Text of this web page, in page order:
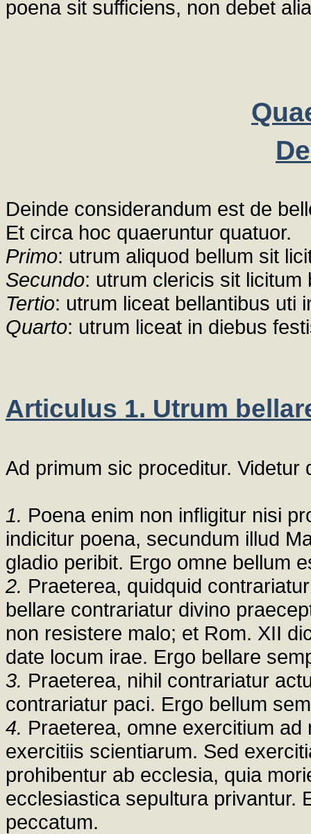
poena sit sufficiens, non debet
Deinde considerandum est de
Et circa hoc quaeruntur quatuor.
Primo: utrum aliquod bellum sit
Secundo: utrum clericis sit licitum
Tertio: utrum liceat bellantibus uti
Quarto: utrum liceat in diebus
Articulus 1. Utrum
Ad primum sic proceditur.
1. Poena enim non infligitur nisi
indicitur poena, secundum illud
gladio peribit. Ergo omne bellum
2. Praeterea, quidquid
bellare contrariatur divino
non resistere malo; et Rom. XII
date locum irae. Ergo bellare
3. Praeterea, nihil contrariatur
contrariatur paci. Ergo bellum
4. Praeterea, omne exercitium
exercitiis scientiarum. Sed
prohibentur ab ecclesia, quia
ecclesiastica sepultura privantur.
peccatum.